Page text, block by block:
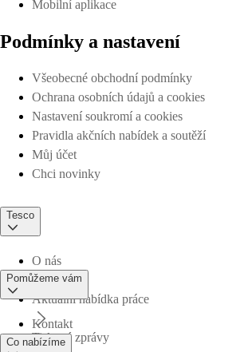
Mobilní aplikace
Podmínky a nastavení
Všeobecné obchodní podmínky
Ochrana osobních údajů a cookies
Nastavení soukromí a cookies
Pravidla akčních nabídek a soutěží
Můj účet
Chci novinky
Tesco
O nás
Aktuální nabídka práce
Tiskové zprávy
Pomůžeme vám
Kontakt
Co nabízíme